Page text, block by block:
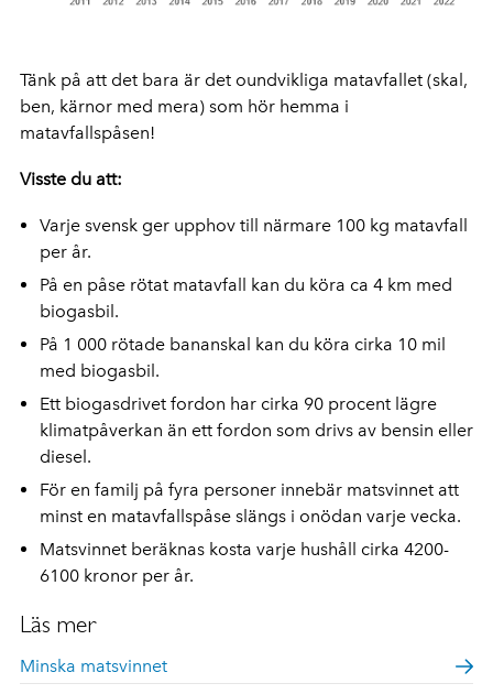
Tänk på att det bara är det oundvikliga matavfallet (skal,
ben, kärnor med mera) som hör hemma i
matavfallspåsen!
Visste du att:
Varje svensk ger upphov till närmare 100 kg matavfall
per år.
På en påse rötat matavfall kan du köra ca 4 km med
biogasbil.
På 1 000 rötade bananskal kan du köra cirka 10 mil
med biogasbil.
Ett biogasdrivet fordon har cirka 90 procent lägre
klimatpåverkan än ett fordon som drivs av bensin eller
diesel.
För en familj på fyra personer innebär matsvinnet att
minst en matavfallspåse slängs i onödan varje vecka.
Matsvinnet beräknas kosta varje hushåll cirka 4200-
6100 kronor per år.
Läs mer
Minska matsvinnet